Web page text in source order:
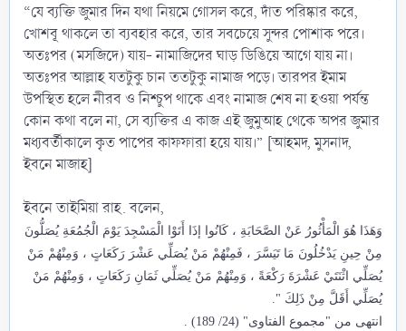
“যে ব্যক্তি জুমার দিন যথা নিয়মে গোসল করে, দাঁত পরিষ্কার করে,
খোশবূ থাকলে তা ব্যবহার করে, তার সবচেয়ে সুন্দর পোশাক পরে।
অতঃপর (মসজিদে) যায়- নামাজিদের ঘাড় ডিঙিয়ে আগে যায় না।
অতঃপর আল্লাহ যতটুকু চান ততটুকু নামাজ পড়ে। তারপর ইমাম
উপস্থিত হলে নীরব ও নিশ্চুপ থাকে এবং নামাজ শেষ না হওয়া পর্যন্ত
কোন কথা বলে না, সে ব্যক্তির এ কাজ এই জুমুআহ থেকে অপর জুমার
মধ্যবর্তীকালে কৃত পাপের কাফফারা হয়ে যায়।” [আহমদ, মুসনাদ,
ইবনে মাজাহ]
ইবনে তাইমিয়া রাহ. বলেন,
وَهَذَا هُوَ الْمَأْثُورُ عَنْ الصَّحَابَةِ ، كَانُوا إذَا أَتَوْا الْمَسْجِدَ يَوْمَ الْجُمُعَةِ يُصَلُّونَ
مِنْ حِينِ يَدْخُلُونَ مَا تَيَسَّرَ ، فَمِنْهُمْ مَنْ يُصَلِّي عَشْرَ رَكَعَاتٍ ، وَمِنْهُمْ مَنْ
يُصَلِّي اثْنَتَيْ عَشْرَةَ رَكْعَةً ، وَمِنْهُمْ مَنْ يُصَلِّي ثَمَانِ رَكَعَاتٍ ، وَمِنْهُمْ مَنْ
يُصَلِّي أَقَلَّ مِنْ ذَلِكَ ".
انتهى من "مجموع الفتاوى" (24/ 189) .